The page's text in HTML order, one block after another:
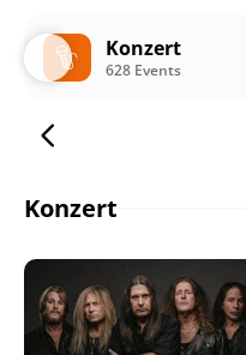
Konzert
628 Events
Konzert